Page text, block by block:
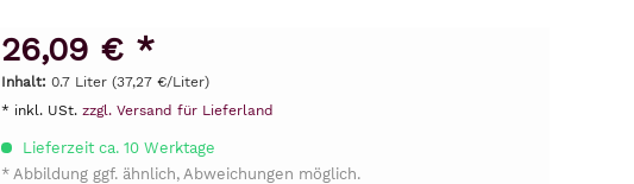
26,09 € *
Inhalt: 0.7 Liter (37,27 €/Liter)
* inkl. USt. zzgl. Versand für Lieferland
Lieferzeit ca. 10 Werktage
* Abbildung ggf. ähnlich, Abweichungen möglich.